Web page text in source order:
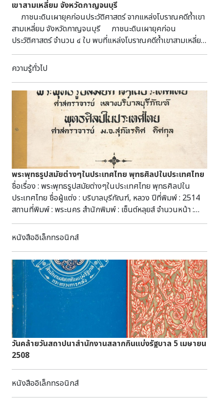
เขาสามเหลี่ยม จังหวัดกาญจนบุรี
ภาชนะดินเผายุคก่อนประวัติศาสตร์ จากแหล่งโบราณคดีถ้ำเขา
สามเหลี่ยม จังหวัดกาญจนบุรี ภาชนะดินเผายุคก่อน
ประวัติศาสตร์ จำนวน ๔ ใบ พบที่แหล่งโบราณคดีถ้ำเขาสามเหลี่ยม
ตำบลช่องสะเดา อำเภอเมืองกาญจนบุรี จังหวัดกาญจนบุรี เดิมจัด
แสดงและเก็บรักษาที่พิพิธภัณฑสถานแห่งชาติ อู่ทอง ปัจจุบัน
เคลื่อนย้ายไปจัดแสดงที่พิพิธภัณฑสถานแห่งชาติ บ้านเก่า จังหวัด
กาญจนบุรี แหล่งโบราณคดีถ้ำเขาสามเหลี่ยมเป็นแหล่งฝังศพ
มนุษย์ยุคก่อนประวัติศาสตร์ พบโครงกระดูกมนุษย์ เครื่องประดับ
เครื่องมือเครื่องใช้และภาชนะดินเผาจำนวนมาก ภาชนะบางรูป
แบบมีความคล้ายคลึงกับภาชนะดินเผาที่พบจากการขุดค้นที่แหล่ง
โบราณคดีบ้านเก่า ตำบลบ้านเก่า อำเภอเมือง จังหวัดกาญจนบุรี
สันนิษฐานว่ามีอายุร่วมสมัยกัน กำหนดอายุในยุคก่อน
ประวัติศาสตร์ สมัยหินใหม่หรือสมัยสังคมเกษตรกรรม ประมาณ
๓,๐๐๐ – ๔,๐๐๐ ปีมาแล้ว ภาชนะดินเผาใบที่ ๑ ขนาดปาก
กว้าง ๘.๔ เซนติเมตร สูง ๑๒ เซนติเมตร มีปากกลม ขอบปากผาย
ออกเล็กน้อย ลำตัวโค้ง ลำตัวส่วนล่างมีสันแหลม ฐานทรงกรวย
สูง ภาชนะดินเผาใบที่ ๒ ขนาดปากกว้าง ๙.๒ เซนติเมตร สูง
๑๒.๕ เซนติเมตร มีปากกลม ขอบปากผายออกเล็กน้อย คอทรง
ลำตัวกลมป่องกลาง ก้นกลมมีลายเชือกทาบ ภาชนะดินเผา
ใบที่ ๓ ขนาดปากกว้าง ๑๐ เซนติเมตร สูง ๙.๖ เซนติเมตร มีปาก
กลมกว้าง ขอบปากผายออก ไหล่ลาด ลำตัวป่องกลางส่วนล่าง
เรียว ก้นตัด ภาชนะดินเผาใบที่ ๔ ขนาดปากกว้าง ๑๒.๕
เซนติเมตร สูง ๑๐.๒ เซนติเมตร มีปากกลมกว้าง ขอบปากหนา
ผายออก ลำตัวตั้งตรงส่วนก้นสอบเข้า ฐานสูง ภาชนะดินเผา
เหล่านี้เป็นตัวอย่างรูปแบบภาชนะขนาดเล็กจำนวนหนึ่งที่พบจาก
แหล่งโบราณคดีถ้ำเขาสามเหลี่ยม ซึ่งเป็นแหล่งโบราณคดีบน
เทือกเขาที่มีความสัมพันธ์กับแหล่งโบราณคดีบ้านเก่า แสดงถึง
การติดต่อแลกเปลี่ยนระหว่างกลุ่มคนที่ตั้งถิ่นฐานอยู่ในเขตเทือก
เขาและกลุ่มที่ตั้งถิ่นฐานบริเวณที่ราบลุ่มแม่น้ำในพื้นที่ทางตะวัน
ตกของประเทศไทยตั้งแต่ยุคก่อนประวัติศาสตร์เมื่อประมาณ
๓,๐๐๐ ปีมาแล้ว กรมศิลปากรได้รวบรวมและเคลื่อนย้าย
ความรู้ทั่วไป
พระพุทธรูปสมัยต่างๆในประเทศไทย พุทธศิลปในประเทศไทย
ชื่อเรื่อง : พระพุทธรูปสมัยต่างๆในประเทศไทย พุทธศิลปใน
ประเทศไทย ชื่อผู้แต่ง : บริบาลบุรีกัณฑ์, หลวง ปีที่พิมพ์ : 2514
สถานที่พิมพ์ : พระนคร สำนักพิมพ์ : เซ็นต์หลุยส์ จำนวนหน้า :
110 หน้า สาระสังเขป : หนังสืออนุสรณ์เล่มนี้พิมพ์เพื่อเป็น
วิทยาทาน เนื่องในงานพระราชทานเพลิงศพ นายตำรวจ ทองอยู่
หนังสือที่ให้ประโยชน์ในด้านการศึกษาค้นคว้าทางโบราณคดี และ
เรื่องพุทธศิลปในประเทศไทย พุทธศิลปในประเทศไทยอาจแบ่ง
ออกได้เป็น 9 แบบด้วยกัน คือแบบพระพุทธรูปอินเดียรุ่นเก่าที่พบ
ในประเทศไทย แบบทวารวดี แบบศรีวิชัย แบบลพบุรี แบบ
เชียงแสน แบบสุโขทัย แบบอู่ทอง แบบศรีอยุธยา และแบบ
รัตนโกสินทร์ ในเล่มนี้จะอธิบายถึงแต่ละแบบตามลำดับโดยย่อ
หนังสืออิเล็กทรอนิกส์
วันคล้ายวันสถาปนาสำนักงานสลากกินแบ่งรัฐบาล 5 เมษายน
2508
หนังสืออิเล็กทรอนิกส์